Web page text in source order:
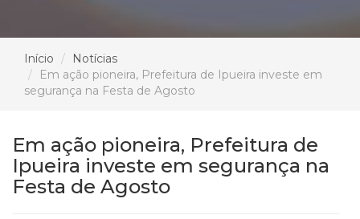
Início
Notícias
Em ação pioneira, Prefeitura de Ipueira investe em
segurança na Festa de Agosto
Em ação pioneira, Prefeitura de
Ipueira investe em segurança na
Festa de Agosto